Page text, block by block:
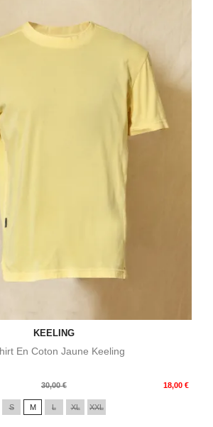
KEELING
En Coton Jaune Keeling
30,00 € 18,00 €
S M L XL XXL